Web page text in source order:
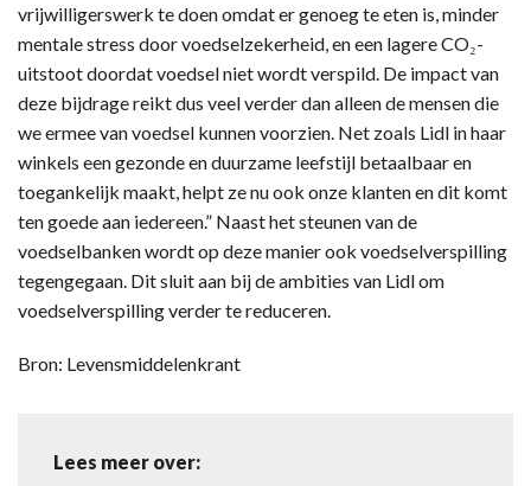
vrijwilligerswerk te doen omdat er genoeg te eten is, minder
mentale stress door voedselzekerheid, en een lagere CO₂-
uitstoot doordat voedsel niet wordt verspild. De impact van
deze bijdrage reikt dus veel verder dan alleen de mensen die
we ermee van voedsel kunnen voorzien. Net zoals Lidl in haar
winkels een gezonde en duurzame leefstijl betaalbaar en
toegankelijk maakt, helpt ze nu ook onze klanten en dit komt
ten goede aan iedereen.” Naast het steunen van de
voedselbanken wordt op deze manier ook voedselverspilling
tegengegaan. Dit sluit aan bij de ambities van Lidl om
voedselverspilling verder te reduceren.
Bron: Levensmiddelenkrant
Lees meer over: